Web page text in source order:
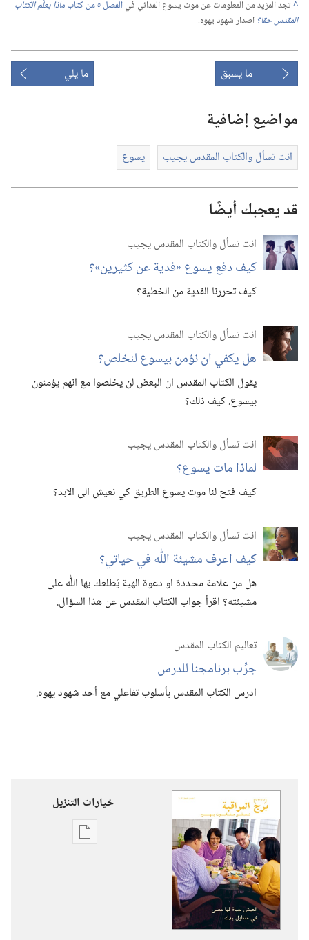
^تجد المزيد من المعلومات عن موت يسوع الفدائي فيالفصل ٥ من كتاب
ماذا يعلّم الكتاب
المقدس حقا؟‏ اصدار شهود يهوه.‏
ما يسبق ما يلي
مواضيع إضافية
انت تسأل والكتاب المقدس يجيب يسوع
قد يعجبك أيضًا
انت تسأل والكتاب المقدس يجيب
كيف دفع يسوع «فدية عن كثيرين»؟‏
كيف تحررنا الفدية من الخطية؟‏
انت تسأل والكتاب المقدس يجيب
هل يكفي ان نؤمن بيسوع لنخلص؟‏
يقول الكتاب المقدس ان البعض لن يخلصوا مع انهم يؤمنون
بيسوع.‏ كيف ذلك؟‏
انت تسأل والكتاب المقدس يجيب
لماذا مات يسوع؟‏
كيف فتح لنا موت يسوع الطريق كي نعيش الى الابد؟‏
انت تسأل والكتاب المقدس يجيب
كيف اعرف مشيئة اللّٰه في حياتي؟‏
هل من علامة محددة او دعوة الهية يُطلعك بها اللّٰه على
مشيئته؟‏ اقرأ جواب الكتاب المقدس عن هذا السؤال.‏
تعاليم الكتاب المقدس
جرِّب برنامجنا للدرس
ادرس الكتاب المقدس بأسلوب تفاعلي مع أحد شهود يهوه.‏
خيارات التنزيل
خيارات